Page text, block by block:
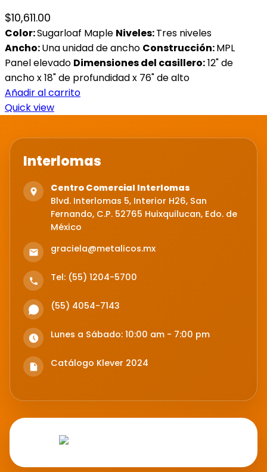
$10,611.00
Color:Sugarloaf Maple Niveles:Tres niveles
Ancho:Una unidad de ancho Construcción:MPL
Panel elevado Dimensiones del casillero:12" de
ancho x 18" de profundidad x 76" de alto
Añadir al carrito
Quick view
Interlomas
Centro Comercial Interlomas
Blvd. Interlomas 5, Interior H26, San
Fernando, C.P. 52765 Huixquilucan, Edo. de
México
graciela@metalicos.mx
Tel: (55) 1204-5700
(55) 4054-7143
Lunes a Sábado: 10:00 am - 7:00 pm
Catálogo Klever 2024